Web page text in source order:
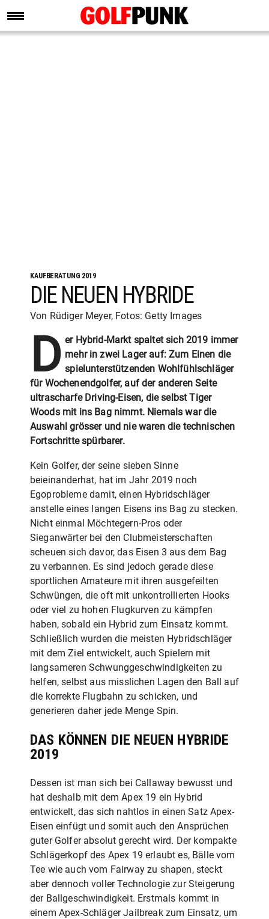
KAUFBERATUNG 2019
DIE NEUEN HYBRIDE
Von Rüdiger Meyer, Fotos: Getty Images
D er Hybrid-Markt spaltet sich 2019 immer
mehr in zwei Lager auf: Zum Einen die
spielunterstützenden Wohlfühlschläger
für Wochenendgolfer, auf der anderen Seite
ultrascharfe Driving-Eisen, die selbst Tiger
Woods mit ins Bag nimmt. Niemals war die
Auswahl grösser und nie waren die technischen
Fortschritte spürbarer.
Kein Golfer, der seine sieben Sinne
beieinanderhat, hat im Jahr 2019 noch
Egoprobleme damit, einen Hybridschläger
anstelle eines langen Eisens ins Bag zu stecken.
Nicht einmal Möchtegern-Pros oder
Sieganwärter bei den Clubmeisterschaften
scheuen sich davor, das Eisen 3 aus dem Bag
zu verbannen. Es sind jedoch gerade diese
sportlichen Amateure mit ihren ausgefeilten
Schwüngen, die oft mit unkontrollierten Hooks
oder viel zu hohen Flugkurven zu kämpfen
haben, sobald ein Hybrid zum Einsatz kommt.
Schließlich wurden die meisten Hybridschläger
mit dem Ziel entwickelt, auch Spielern mit
langsameren Schwunggeschwindigkeiten zu
helfen, selbst aus misslichen Lagen den Ball auf
die korrekte Flugbahn zu schicken, und
generieren daher jede Menge Spin.
DAS KÖNNEN DIE NEUEN HYBRIDE
2019
Dessen ist man sich bei Callaway bewusst und
hat deshalb mit dem Apex 19 ein Hybrid
entwickelt, das sich nahtlos in einen Satz Apex-
Eisen einfügt und somit auch den Ansprüchen
guter Golfer absolut gerecht wird. Der kompakte
Schlägerkopf des Apex 19 erlaubt es, Bälle vom
Tee wie auch vom Fairway zu shapen, steckt
aber dennoch voller Technologie zur Steigerung
der Ballgeschwindigkeit. Erstmals kommt in
einem Apex-Schläger Jailbreak zum Einsatz, um